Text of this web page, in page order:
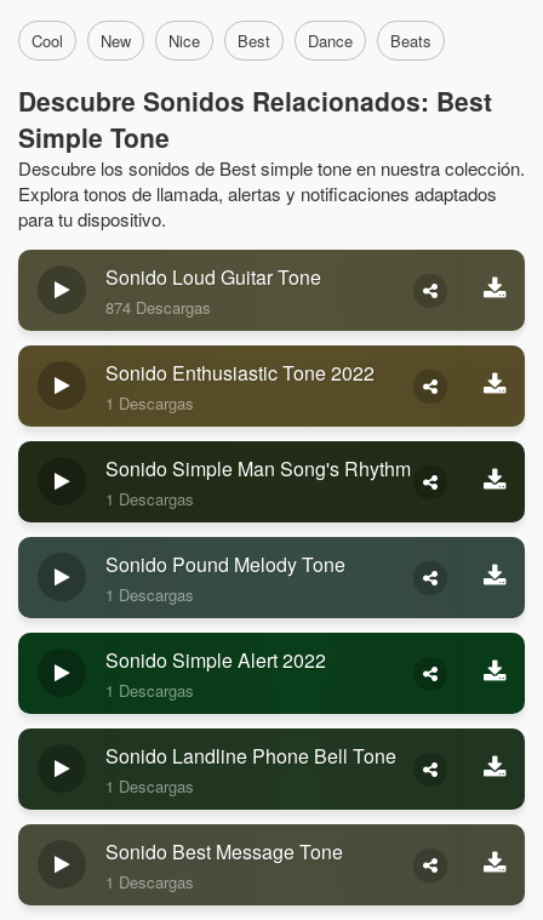
Cool New Nice Best Dance Beats
Descubre Sonidos Relacionados: Best
Simple Tone
Descubre los sonidos de Best simple tone en nuestra colección.
Explora tonos de llamada, alertas y notificaciones adaptados
para tu dispositivo.
Sonido Loud Guitar Tone
874 Descargas
Sonido Enthusiastic Tone 2022
1 Descargas
Sonido Simple Man Song's Rhythm
1 Descargas
Sonido Pound Melody Tone
1 Descargas
Sonido Simple Alert 2022
1 Descargas
Sonido Landline Phone Bell Tone
1 Descargas
Sonido Best Message Tone
1 Descargas